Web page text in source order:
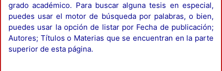
grado académico. Para buscar alguna tesis en especial,
puedes usar el motor de búsqueda por palabras, o bien,
puedes usar la opción de listar por Fecha de publicación;
Autores; Títulos o Materias que se encuentran en la parte
superior de esta página.